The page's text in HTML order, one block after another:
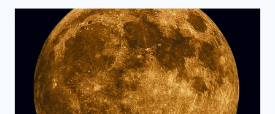
LEUCHTENDE
ECHO
EINES
STERBENDEN
STERNS